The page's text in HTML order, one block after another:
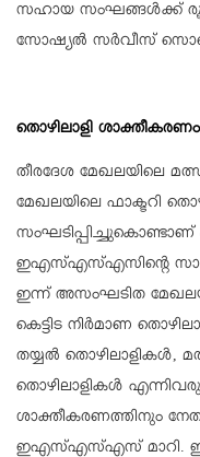
സഹായ സംഘങ്ങള്‍ക്ക്
സോഷ്യല്‍ സര്‍വീസ്
തൊഴിലാളി ശാക്തീകരണം
തീരദേശ മേഖലയിലെ
മേഖലയിലെ ഫാക്ടറി
സംഘടിപ്പിച്ചുകൊണ്ടാണ്
ഇഎസ്എസ്എസിന്റെ
ഇന്ന് അസംഘടിത
കെട്ടിട നിര്‍മാണ
തയ്യല്‍ തൊഴിലാളികള്‍,
തൊഴിലാളികള്‍
ശാക്തീകരണത്തിനും
ഇഎസ്എസ്എസ് മാറി.